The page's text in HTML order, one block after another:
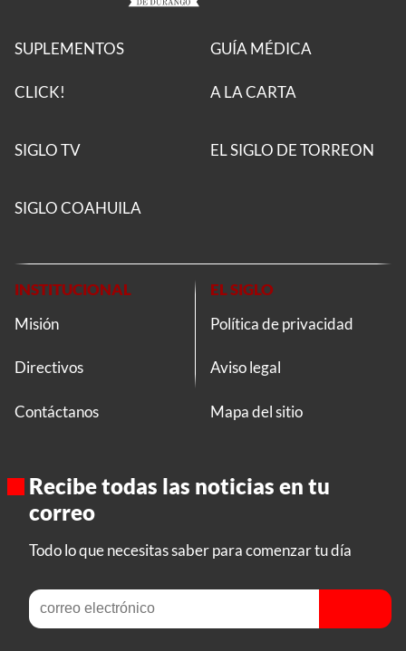
SUPLEMENTOS
CLICK!
GUÍA MÉDICA
A LA CARTA
SIGLO TV EL SIGLO DE TORREON
SIGLO COAHUILA
INSTITUCIONAL
Misión
Directivos
Contáctanos
EL SIGLO
Política de privacidad
Aviso legal
Mapa del sitio
Recibe todas las noticias en tu
correo
Todo lo que necesitas saber para comenzar tu día